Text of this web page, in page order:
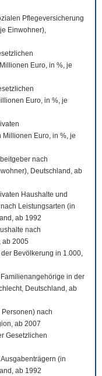
Pflegeversicherung
Einwohner),
Euro, in %, je
Euro, in %, je
Millionen Euro, in %, je
nach
Deutschland, ab
Haushalte und
Leistungsarten (in
ab 1992
nach
ab 2005
Bevölkerung in 1.000,
in der
Deutschland, ab
Personen) nach
ab 2007
Gesetzlichen
(in
ab 1992